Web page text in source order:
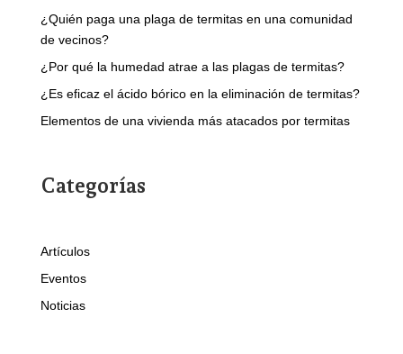
¿Quién paga una plaga de termitas en una comunidad
de vecinos?
¿Por qué la humedad atrae a las plagas de termitas?
¿Es eficaz el ácido bórico en la eliminación de termitas?
Elementos de una vivienda más atacados por termitas
Categorías
Artículos
Eventos
Noticias